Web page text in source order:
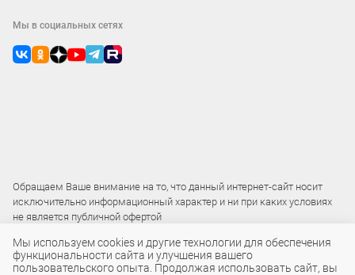
Мы в социальных сетях
Обращаем Ваше внимание на то, что данный интернет-сайт носит
исключительно информационный характер и ни при каких условиях
не является публичной офертой
2015 – 2026 © ООО «Локос»
Мы используем cookies и другие технологии для обеспечения
функциональности сайта и улучшения вашего
пользовательского опыта. Продолжая использовать сайт, вы